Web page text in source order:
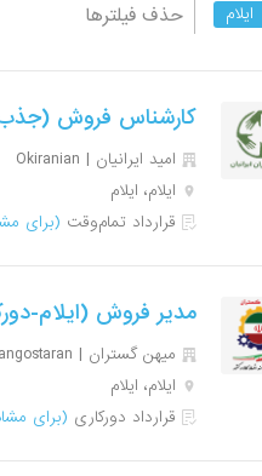
ایلام
حذف فیلترها
کارشناس فروش (جذب
امید ایرانیان | Okiranian
ایلام، ایلام
قرارداد تمام‌وقت (برای
مدیر فروش (ایلام-
میهن گستران | Mihangostaran
ایلام، ایلام
قرارداد دورکاری (برای